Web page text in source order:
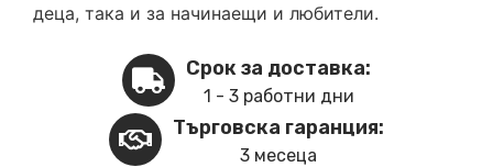
деца, така и за начинаещи и любители.
Срок за доставка:
1 - 3 работни дни
Търговска гаранция:
3 месеца